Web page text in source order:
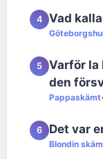
4 Vad
5
Varför la
den
Pappaskämt
6 Det var
Blondin